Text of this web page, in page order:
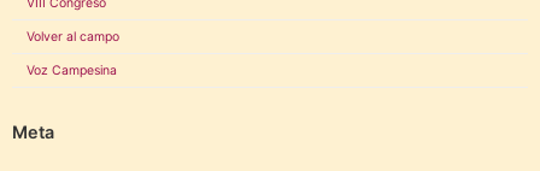
Volver al campo
Voz Campesina
Meta